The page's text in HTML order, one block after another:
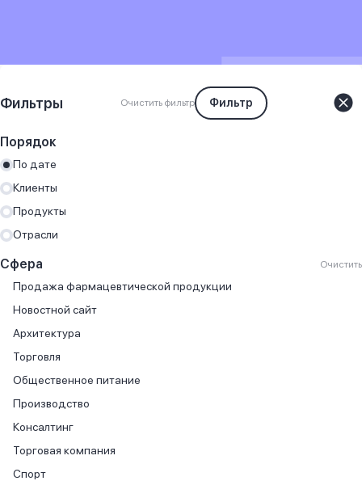
Фильтры Очистить фильтр Фильтр
Порядок
По дате
Клиенты
Продукты
Отрасли
Сфера Очистить
Продажа фармацевтической продукции
Новостной сайт
Архитектура
Торговля
Общественное питание
Производство
Консалтинг
Торговая компания
Спорт